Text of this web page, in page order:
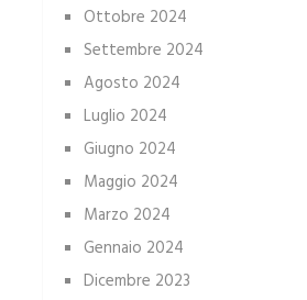
Ottobre 2024
Settembre 2024
Agosto 2024
Luglio 2024
Giugno 2024
Maggio 2024
Marzo 2024
Gennaio 2024
Dicembre 2023